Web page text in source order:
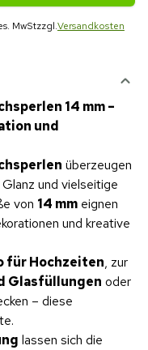
MwStzzgl.Versandkosten
14 mm –
und
überzeugen
und vielseitige
von 14 mm eignen
und kreative
für Hochzeiten, zur
Glasfüllungen oder
– diese
lassen sich die